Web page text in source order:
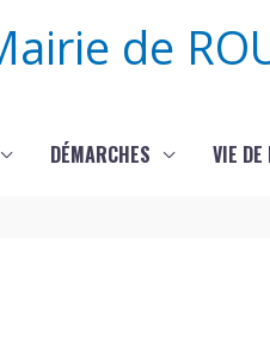
de
DÉMARCHES VIE DE